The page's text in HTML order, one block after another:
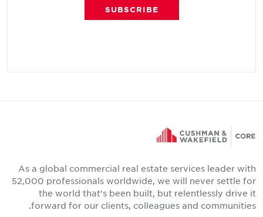
SUBSCRIBE
As a global commercial real estate services leader with
52,000 professionals worldwide, we will never settle for
the world that's been built, but relentlessly drive it
forward for our clients, colleagues and communities.